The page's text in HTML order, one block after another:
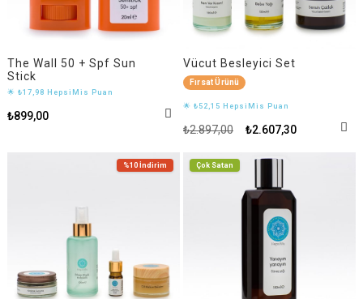
The Wall 50 + Spf Sun
Stick
🌟 ₺17,98 HepsiMis Puan
₺899,00
Vücut Besleyici Set
Fırsat Ürünü
🌟 ₺52,15 HepsiMis Puan
₺2.607,30
₺2.897,00
%10 İndirim Çok Satan